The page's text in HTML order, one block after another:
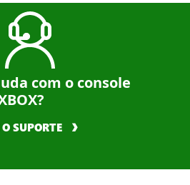
com o console
O SUPORTE